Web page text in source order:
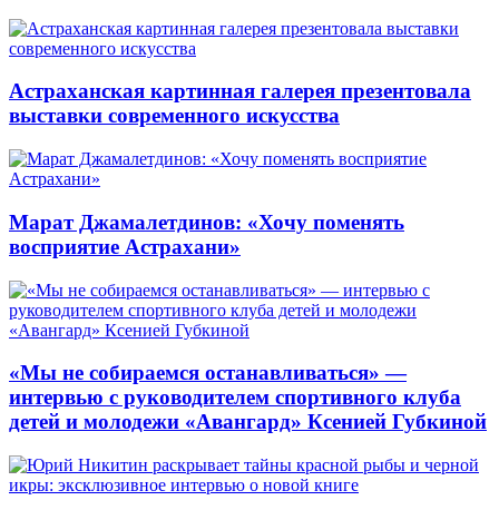
Астраханская картинная галерея презентовала
выставки современного искусства
Марат Джамалетдинов: «Хочу поменять
восприятие Астрахани»
«Мы не собираемся останавливаться» —
интервью с руководителем спортивного клуба
детей и молодежи «Авангард» Ксенией Губкиной